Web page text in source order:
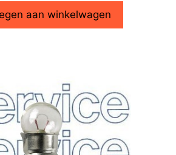
aan winkelwagen